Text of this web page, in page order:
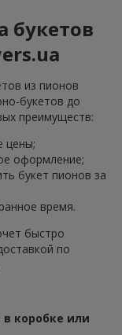
букетов
из пионов
букетов до
преимуществ:
цены;
оформление;
букет пионов за
время.
быстро
по
коробке или